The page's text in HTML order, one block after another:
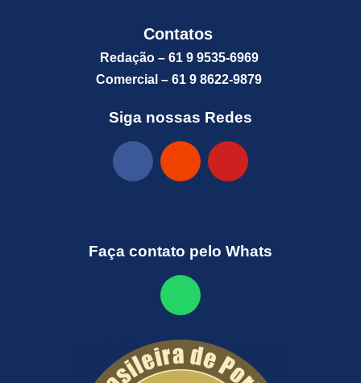
Contatos
Redação – 61 9 9535-6969
Comercial – 61 9 8622-9879
Siga nossas Redes
Faça contato pelo Whats